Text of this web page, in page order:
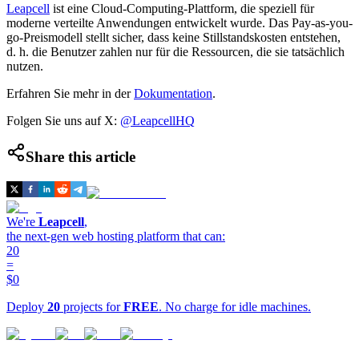
Leapcell ist eine Cloud-Computing-Plattform, die speziell für
moderne verteilte Anwendungen entwickelt wurde. Das Pay-as-you-
go-Preismodell stellt sicher, dass keine Stillstandskosten entstehen,
d. h. die Benutzer zahlen nur für die Ressourcen, die sie tatsächlich
nutzen.
Erfahren Sie mehr in derDokumentation.
Folgen Sie uns auf X: @LeapcellHQ
Share this article
We're Leapcell,
the next-gen web hosting platform that can:
20
=
$0
Deploy 20 projects forFREE. No charge for idle machines.